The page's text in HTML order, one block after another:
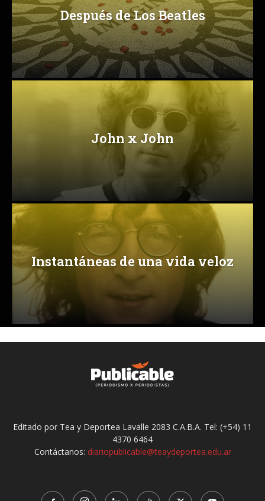
Después de Los Beatles
John x John
Instantáneas de una vida veloz
Editado por Tea y Deportea Lavalle 2083 C.A.B.A. Tel: (+54) 11
4370 6464
Contáctanos: diariopublicable@teaydeportea.edu.ar